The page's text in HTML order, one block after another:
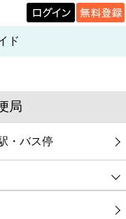
ド
局
・バス停